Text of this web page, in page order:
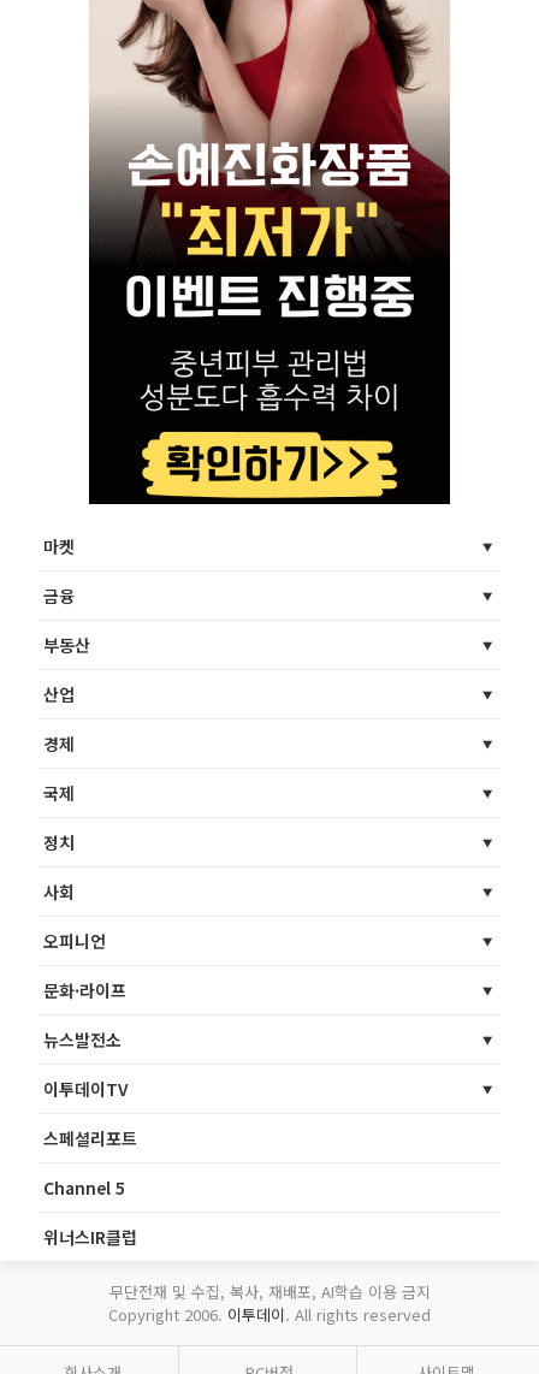
마켓
금융
부동산
산업
경제
국제
정치
사회
오피니언
문화·라이프
뉴스발전소
이투데이TV
스페셜리포트
Channel 5
위너스IR클럽
무단전재 및 수집, 복사, 재배포, AI학습 이용 금지
Copyright 2006. 이투데이. All rights reserved